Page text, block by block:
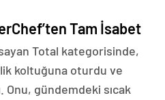
Tam İsabet
Total kategorisinde,
koltuğuna oturdu ve
Onu, gündemdeki sıcak